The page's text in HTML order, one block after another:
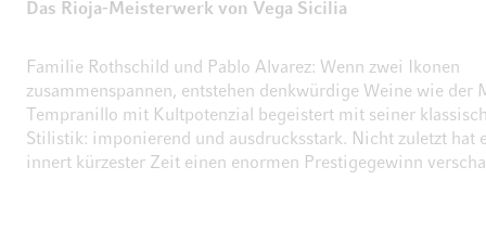
Das Rioja-Meisterwerk von Vega Sicilia
Familie Rothschild und Pablo Alvarez: Wenn zwei Ikonen
zusammenspannen, entstehen denkwürdige Weine wie der
Tempranillo mit Kultpotenzial begeistert mit seiner
Stilistik: imponierend und ausdrucksstark. Nicht zuletzt hat
innert kürzester Zeit einen enormen Prestigegewinn